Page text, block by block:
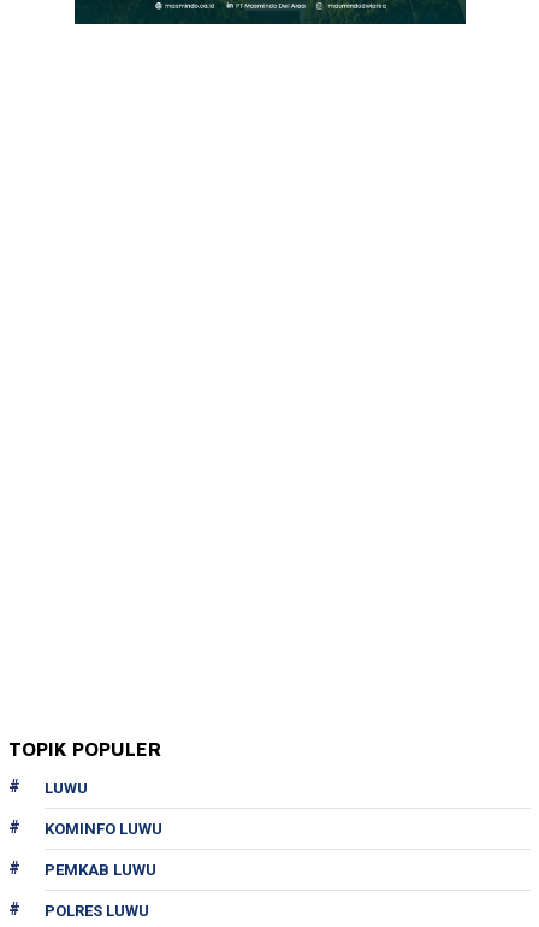
TOPIK POPULER
LUWU
KOMINFO LUWU
PEMKAB LUWU
POLRES LUWU